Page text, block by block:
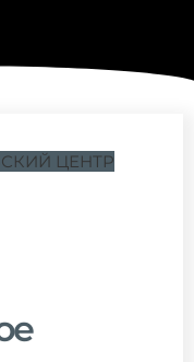
ЦЕНТР